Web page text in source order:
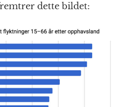
dette bildet: